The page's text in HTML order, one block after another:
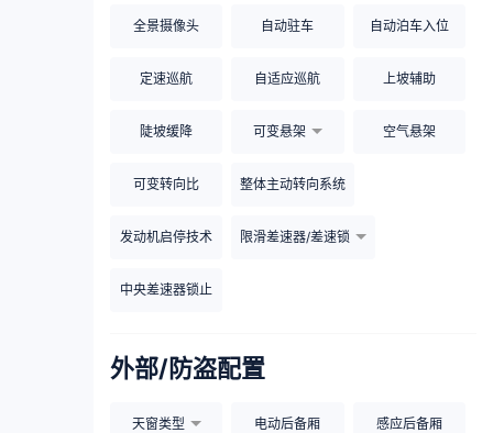
全景摄像头 自动驻车 自动泊车入位
定速巡航 自适应巡航 上坡辅助
陡坡缓降 可变悬架 空气悬架
可变转向比 整体主动转向系统
发动机启停技术 限滑差速器/差速锁
中央差速器锁止
外部/防盗配置
天窗类型 电动后备厢 感应后备厢